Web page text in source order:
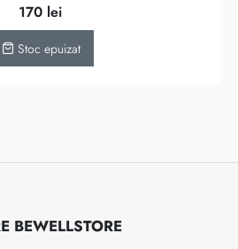
170 lei
Stoc epuizat
BEWELLSTORE